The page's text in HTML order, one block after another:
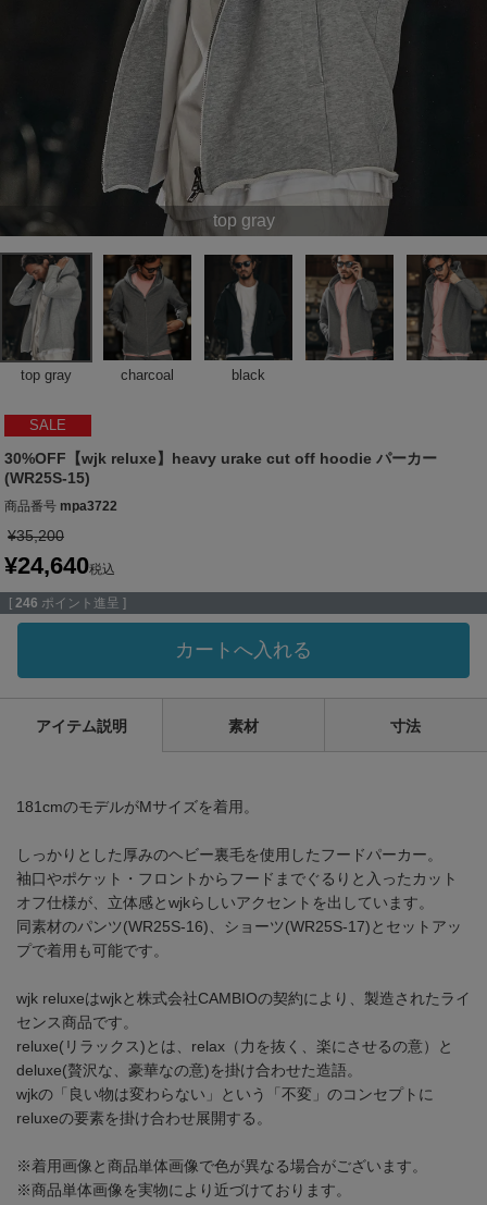
top gray
top gray charcoal black
SALE
30%OFF【wjk reluxe】heavy urake cut off hoodie パーカー
(WR25S-15)
商品番号 mpa3722
¥35,200
¥24,640税込
[ 246 ポイント進呈 ]
カートへ入れる
アイテム説明 素材 寸法
181cmのモデルがMサイズを着用。
しっかりとした厚みのヘビー裏毛を使用したフードパーカー。
袖口やポケット・フロントからフードまでぐるりと入ったカット
オフ仕様が、立体感とwjkらしいアクセントを出しています。
同素材のパンツ(WR25S-16)、ショーツ(WR25S-17)とセットアッ
プで着用も可能です。
wjk reluxeはwjkと株式会社CAMBIOの契約により、製造されたライ
センス商品です。
reluxe(リラックス)とは、relax（力を抜く、楽にさせるの意）と
deluxe(贅沢な、豪華なの意)を掛け合わせた造語。
wjkの「良い物は変わらない」という「不変」のコンセプトに
reluxeの要素を掛け合わせ展開する。
※着用画像と商品単体画像で色が異なる場合がございます。
※商品単体画像を実物により近づけております。